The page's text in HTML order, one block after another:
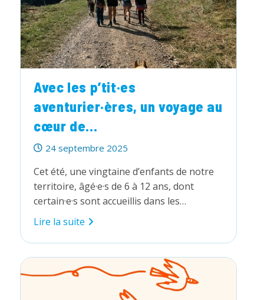
Avec les p’tit·es
aventurier·ères, un voyage au
cœur de...
Publication
24 septembre 2025
Cet été, une vingtaine d’enfants de notre
territoire, âgé·e·s de 6 à 12 ans, dont
certain·e·s sont accueillis dans les…
Lire la suite Avec
un
voyage